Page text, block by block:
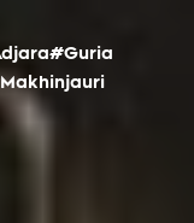
#Guria